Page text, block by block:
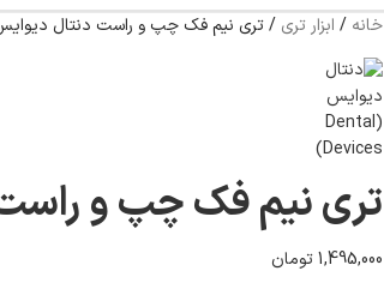
خانه / ابزار تری /تری نیم فک چپ و راست دنتال
تری نیم فک چپ و
1,495,000تومان